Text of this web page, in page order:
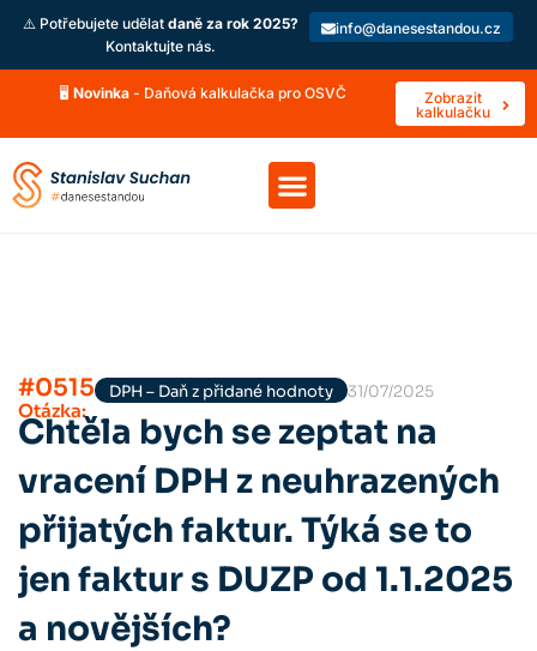
⚠️ Potřebujete udělat daně za rok 2025?
Kontaktujte nás.
info@danesestandou.cz
🖥️Novinka - Daňová kalkulačka pro OSVČ
Zobrazit
kalkulačku
#0515 DPH – Daň z přidané hodnoty 31/07/2025
Otázka:
Chtěla bych se zeptat na
vracení DPH z neuhrazených
přijatých faktur. Týká se to
jen faktur s DUZP od 1.1.2025
a novějších?